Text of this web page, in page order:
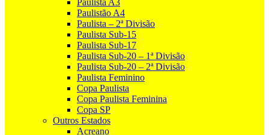
Paulistão A4
Paulista – 2ª Divisão
Paulista Sub-15
Paulista Sub-17
Paulista Sub-20 – 1ª Divisão
Paulista Sub-20 – 2ª Divisão
Paulista Feminino
Copa Paulista
Copa Paulista Feminina
Copa SP
Outros Estados
Acreano